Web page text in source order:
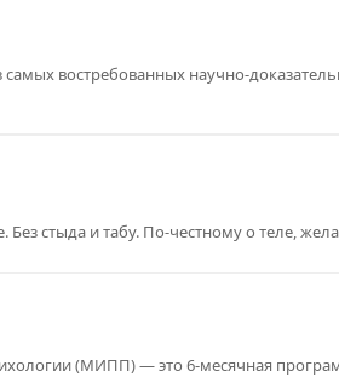
востребованных научно-
стыда и табу. По-честному о теле,
(МИПП) — это 6-месячная